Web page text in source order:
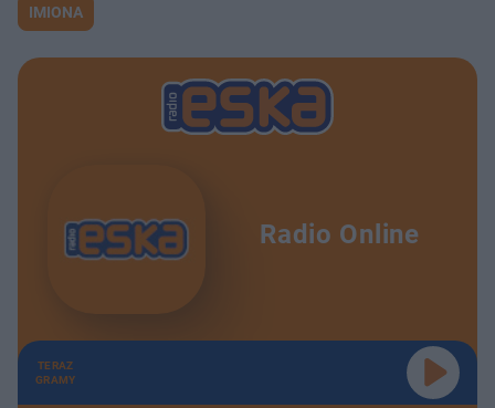
IMIONA
Radio Online
TERAZ
GRAMY